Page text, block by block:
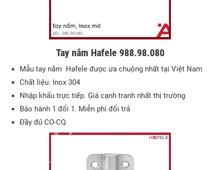
Tay nắm Hafele 988.98.080
Mẫu tay nắm Hafele được ưa chuộng nhất tại Việt Nam
Chất liệu: Inox 304
Nhập khẩu trực tiếp. Giá cạnh tranh nhất thị trường
Bảo hành 1 đổi 1. Miễn phí đổi trả
Đầy đủ CO-CQ